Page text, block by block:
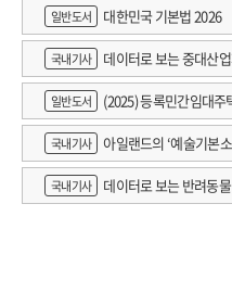
일반도서
대한민국 기본법 2026
국내기사 데이터로 보는 중대산
일반도서 (2025) 등록민간임대주
국내기사
아일랜드의 ‘예술기본
책 논의
국내기사 데이터로 보는 반려동